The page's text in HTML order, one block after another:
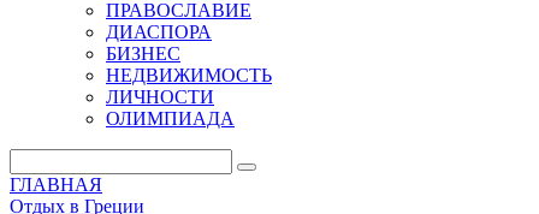
ПРАВОСЛАВИЕ
ДИАСПОРА
БИЗНЕС
НЕДВИЖИМОСТЬ
ЛИЧНОСТИ
ОЛИМПИАДА
ГЛАВНАЯ
Отдых в Греции